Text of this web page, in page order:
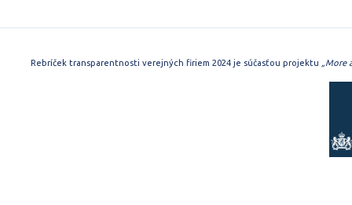
Rebríček transparentnosti verejných firiem 2024 je súčasťou projektu „More